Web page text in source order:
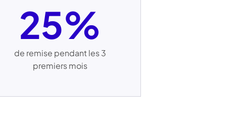
25%
de remise pendant les 3
premiers mois